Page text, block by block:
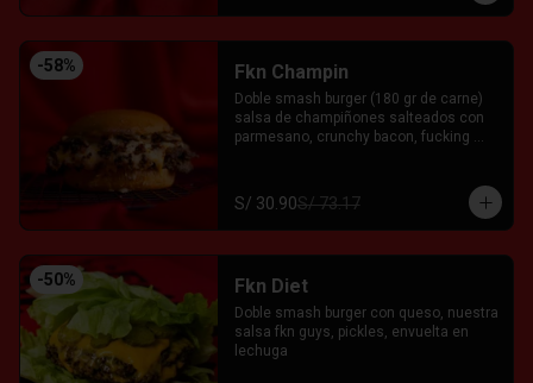
-58% Fkn Champin
Doble smash burger (180 gr de carne)
salsa de champiñones salteados con
parmesano, crunchy bacon, fucking
Ketchup y Mayo Garlic.
S/ 30.90S/ 73.17
-50% Fkn Diet
Doble smash burger con queso, nuestra
salsa fkn guys, pickles, envuelta en
lechuga